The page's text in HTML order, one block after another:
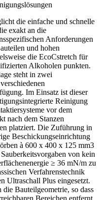
die einfache und schnelle
exakt an die
Anforderungen
und hohen
die EcoCstretch für
Alkoholen punkten.
steht in zwei
Im Einsatz ist dieser
Reinigung
vor dem
nach dem Stanzen
platziert. Die Zuführung in
Beschickungseinrichtung
à 600 x 400 x 125 mm3
von kein
≥ 36 mN/m zu
Verfahrenstechnik
Ultraschall Plus eingesetzt.
Bauteilgeometrie, so dass